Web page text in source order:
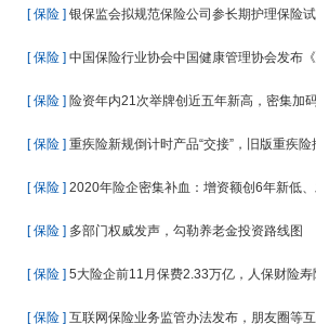
[ 保险 ] 银保监会拟规范保险公司参长期护理保险
[ 保险 ] 中国保险行业协会中国健康管理协会发布
[ 保险 ] 险资年内21次举牌创近五年新高，密集加
[ 保险 ] 重疾险新规倒计时产品“交接”，旧版重疾险
[ 保险 ] 2020年险企密集补血：增资额创6年新低
[ 保险 ] 多部门权威发声，勾勒养老金投资路线图
[ 保险 ] 5大险企前11月保费2.33万亿，人保财险寿
[ 保险 ] 互联网保险业务监管办法发布，朋友圈等